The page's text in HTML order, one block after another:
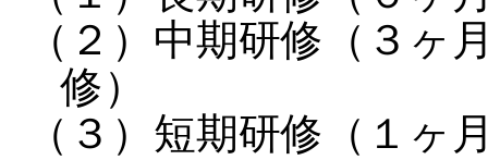
（２）中期研修（３ヶ
修）
（３）短期研修（１ヶ